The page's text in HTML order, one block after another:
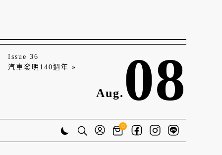
Issue 36
汽車發明140週年 »
Aug. 08
0